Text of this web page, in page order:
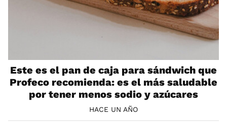
Este es el pan de caja para sándwich que
Profeco recomienda: es el más saludable
por tener menos sodio y azúcares
HACE UN AÑO